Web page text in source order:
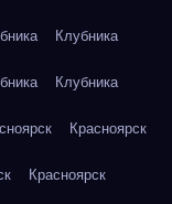
Клубника
Клубника
Красноярск
Красноярск